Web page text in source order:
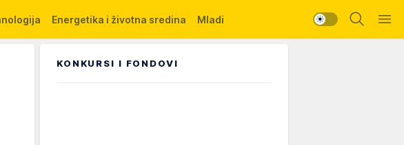
Energetika i životna sredina Mladi
KONKURSI I FONDOVI